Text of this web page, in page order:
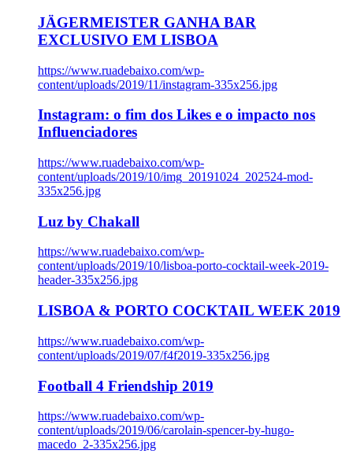
JÄGERMEISTER GANHA BAR
EXCLUSIVO EM LISBOA
https://www.ruadebaixo.com/wp-
content/uploads/2019/11/instagram-335x256.jpg
Instagram: o fim dos Likes e o impacto nos
Influenciadores
https://www.ruadebaixo.com/wp-
content/uploads/2019/10/img_20191024_202524-mod-
335x256.jpg
Luz by Chakall
https://www.ruadebaixo.com/wp-
content/uploads/2019/10/lisboa-porto-cocktail-week-2019-
header-335x256.jpg
LISBOA & PORTO COCKTAIL WEEK 2019
https://www.ruadebaixo.com/wp-
content/uploads/2019/07/f4f2019-335x256.jpg
Football 4 Friendship 2019
https://www.ruadebaixo.com/wp-
content/uploads/2019/06/carolain-spencer-by-hugo-
macedo_2-335x256.jpg